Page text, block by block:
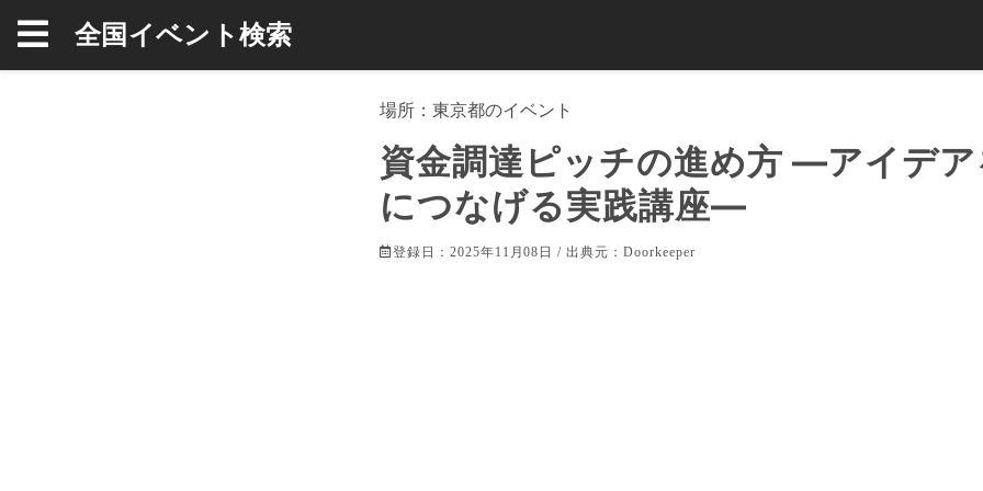
全国イベント検索
場所： 東京都のイベント
資金調達ピッチの進め方 ―アイデ
につなげる実践講座―
登録日：2025年11月08日 / 出典元：Doorkeeper